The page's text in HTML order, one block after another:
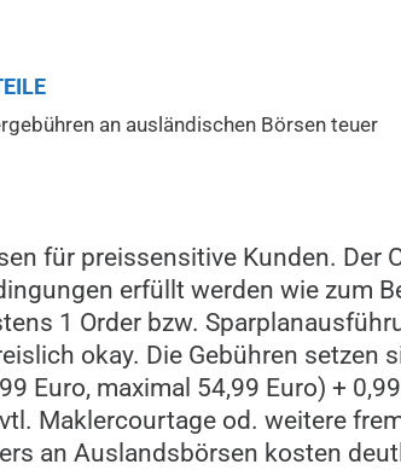
an ausländischen Börsen teuer
für preissensitive Kunden. Der
erfüllt werden wie zum
1 Order bzw.
okay. Die Gebühren setzen
Euro, maximal 54,99 Euro) +
Maklercourtage od. weitere
an Auslandsbörsen kosten